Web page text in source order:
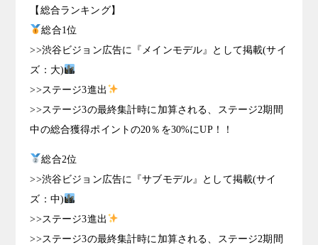
【総合ランキング】
総合1位
>>渋谷ビジョン広告に『メインモデル』として掲載(サイ
ズ：大)
>>ステージ3進出
>>ステージ3の最終集計時に加算される、ステージ2期間
中の総合獲得ポイントの20％を30%にUP！！
総合2位
>>渋谷ビジョン広告に『サブモデル』として掲載(サイ
ズ：中)
>>ステージ3進出
>>ステージ3の最終集計時に加算される、ステージ2期間